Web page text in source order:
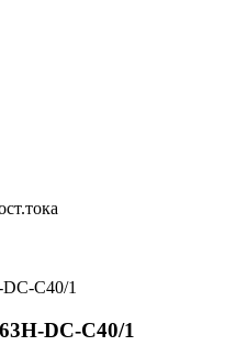
DC-C40/1